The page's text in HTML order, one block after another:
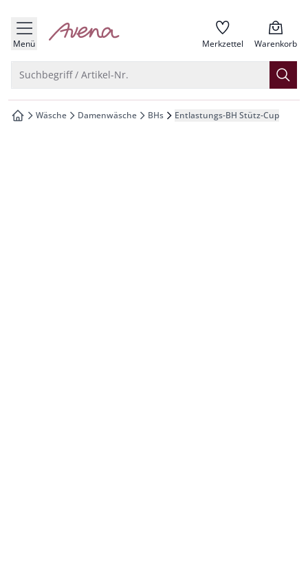
springen
springen
springen
springen
Menü zur Startseite Merkzettel Warenkorb
Suchbegriff / Artikel-Nr.
zur Startseite
Wäsche Damenwäsche BHs Entlastungs-BH Stütz-Cup